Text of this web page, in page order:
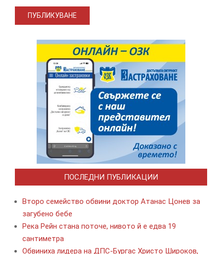
ПОСЛЕДНИ ПУБЛИКАЦИИ
Второ семейство обвини доктор Атанас Цонев за
загубено бебе
Река Рейн стана поточе, нивото й е едва 19
сантиметра
Обвиниха лидера на ДПС-Бургас Христо Широков,